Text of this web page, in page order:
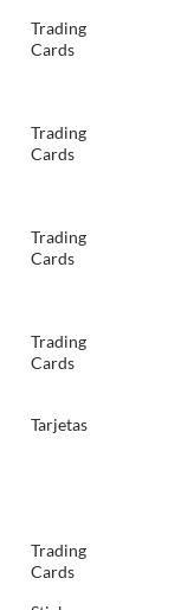
Trading
Cards
Trading
Cards
Trading
Cards
Trading
Cards
Tarjetas
Trading
Cards